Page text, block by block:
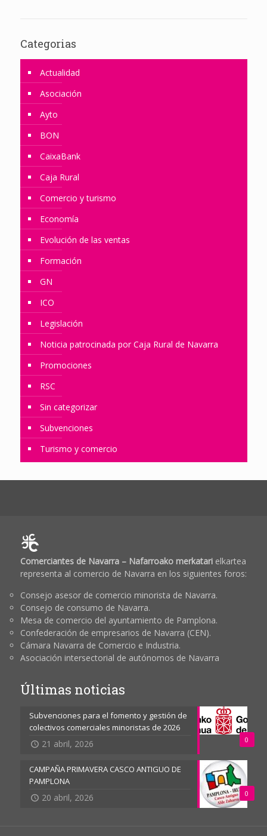
Categorias
Actualidad
Asociación
Ayto
BON
CaixaBank
Caja Rural
Comercio y turismo
Economía
Evolución de las ventas
Formación
GN
ICO
Legislación
Noticia patrocinada por Caja Rural de Navarra
Promociones
RSC
Sin categorizar
Subvenciones
Turismo y comercio
Comerciantes de Navarra – Nafarroako merkatarielkartea
representa al comercio de Navarra en los siguientes foros:
Consejo asesor de comercio minorista de Navarra.
Consejo de consumo de Navarra.
Mesa de comercio del ayuntamiento de Pamplona.
Confederación de empresarios de Navarra (CEN).
Cámara Navarra de Comercio e Industria.
Asociación intersectorial de autónomos de Navarra
Últimas noticias
0
Subvenciones para el fomento y gestión de
colectivos comerciales minoristas de 2026
21 abril, 2026
0
CAMPAÑA PRIMAVERA CASCO ANTIGUO DE
PAMPLONA
20 abril, 2026